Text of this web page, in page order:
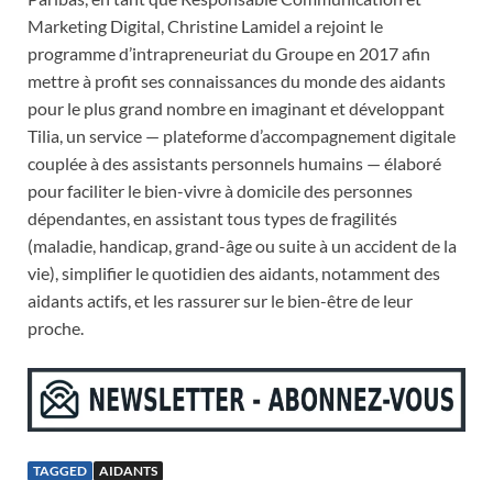
Marketing Digital, Christine Lamidel a rejoint le
programme d’intrapreneuriat du Groupe en 2017 afin
mettre à profit ses connaissances du monde des aidants
pour le plus grand nombre en imaginant et développant
Tilia, un service — plateforme d’accompagnement digitale
couplée à des assistants personnels humains — élaboré
pour faciliter le bien-vivre à domicile des personnes
dépendantes, en assistant tous types de fragilités
(maladie, handicap, grand-âge ou suite à un accident de la
vie), simplifier le quotidien des aidants, notamment des
aidants actifs, et les rassurer sur le bien-être de leur
proche.
TAGGED AIDANTS